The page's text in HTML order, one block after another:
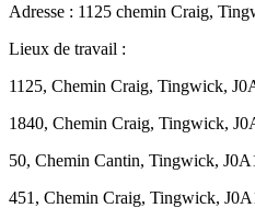
Adresse : 1125 chemin Craig,
Lieux de travail :
1125, Chemin Craig, Tingwick,
1840, Chemin Craig, Tingwick,
50, Chemin Cantin, Tingwick,
451, Chemin Craig, Tingwick,